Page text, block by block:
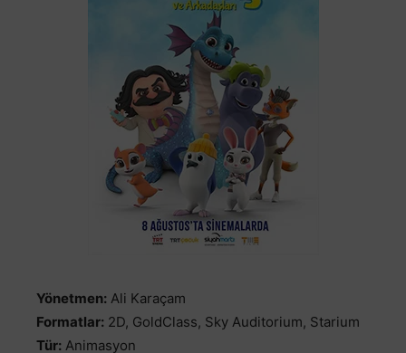
Yönetmen: Ali Karaçam
Formatlar: 2D, GoldClass, Sky Auditorium, Starium
Tür: Animasyon